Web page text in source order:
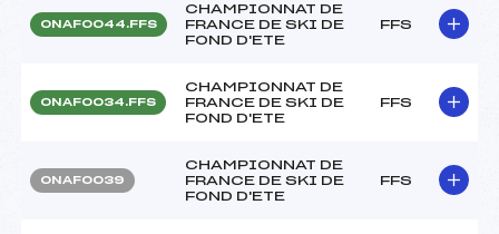
ONAF0044.FFS
CHAMPIONNAT DE
FRANCE DE SKI DE
FOND D'ETE
FFS
ONAF0034.FFS
CHAMPIONNAT DE
FRANCE DE SKI DE
FOND D'ETE
FFS
ONAF0039
CHAMPIONNAT DE
FRANCE DE SKI DE
FOND D'ETE
FFS